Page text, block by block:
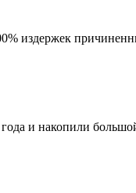
издержек
и накопили